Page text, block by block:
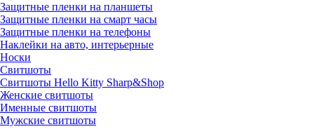
Защитные пленки на планшеты
Защитные пленки на смарт часы
Защитные пленки на телефоны
Наклейки на авто, интерьерные
Носки
Свитшоты
Cвитшоты Hello Kitty Sharp&Shop
Женские свитшоты
Именные свитшоты
Мужские свитшоты